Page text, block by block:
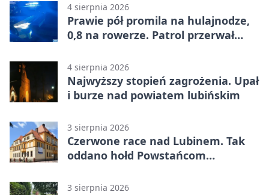
4 sierpnia 2026
Prawie pół promila na hulajnodze,
0,8 na rowerze. Patrol przerwał
4 sierpnia 2026
Najwyższy stopień zagrożenia. Upał
i burze nad powiatem lubińskim
3 sierpnia 2026
Czerwone race nad Lubinem. Tak
oddano hołd Powstańcom
3 sierpnia 2026